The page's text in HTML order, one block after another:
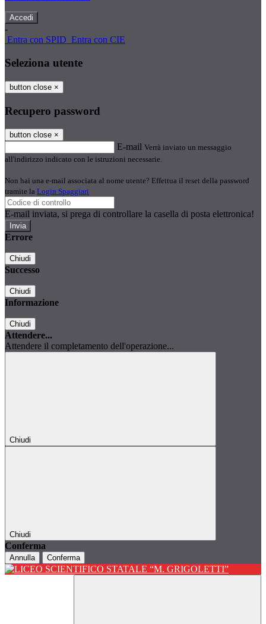
-
Entra con SPID Entra con CIE
Seleziona utente
button close ×
Recupero password
button close ×
E-mail Verrà inviato un messaggio
all'indirizzo indicato con le istruzioni necessarie.
Non hai una e-mail associata al nome utente? Effettua il reset della password
tramite la Login Spaggiari
E-mail inviata, si prega di controllare la casella di posta elettronica!
Errore
Chiudi
Successo
Chiudi
Informazione
Chiudi
Attendere...
Attendere il completamento dell'operazione...
Chiudi
Chiudi
Conferma
Annulla Conferma